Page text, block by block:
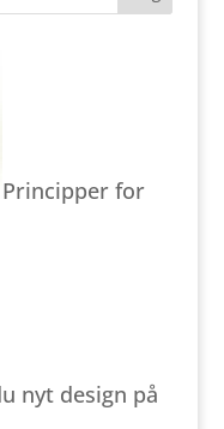
Principper for
nyt design på